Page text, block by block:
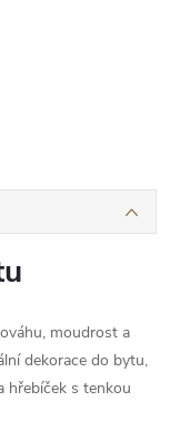
moudrost a
dekorace do bytu,
hřebíček s tenkou